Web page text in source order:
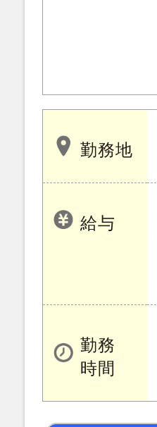
勤務地
給与
勤務
時間